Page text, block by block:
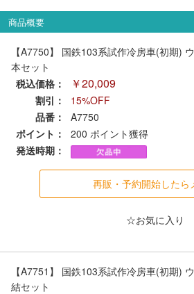
TTC
セール品・キャンペーン
セール商品
北海道・東北 関東
商品概要
【A7750】 国鉄103系試作冷房車(初期)
本セット
税込価格：
￥20,009
割引：
15%OFF
品番：
A7750
ポイント：
200 ポイント獲得
発送時期：
再販・予約開始したら
☆お気に入り
【A7751】 国鉄103系試作冷房車(初期)
結セット